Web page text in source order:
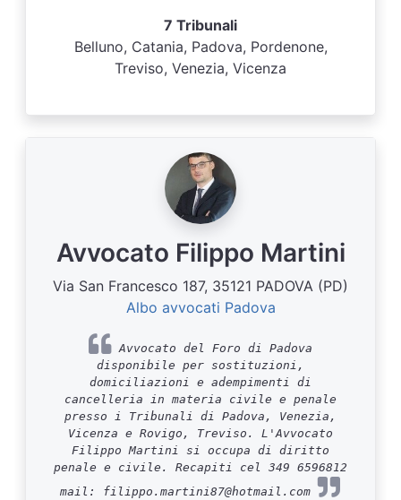
7 Tribunali
Belluno, Catania, Padova, Pordenone,
Treviso, Venezia, Vicenza
Avvocato Filippo Martini
Via San Francesco 187, 35121 PADOVA (PD)
Albo avvocati Padova
Avvocato del Foro di Padova
disponibile per sostituzioni,
domiciliazioni e adempimenti di
cancelleria in materia civile e penale
presso i Tribunali di Padova, Venezia,
Vicenza e Rovigo, Treviso. L'Avvocato
Filippo Martini si occupa di diritto
penale e civile. Recapiti cel 349 6596812
mail: filippo.martini87@hotmail.com